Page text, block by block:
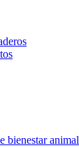
bienestar animal